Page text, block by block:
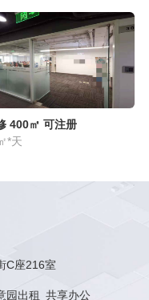
400㎡ 可注册
*天
C座216室
园出租 共享办公